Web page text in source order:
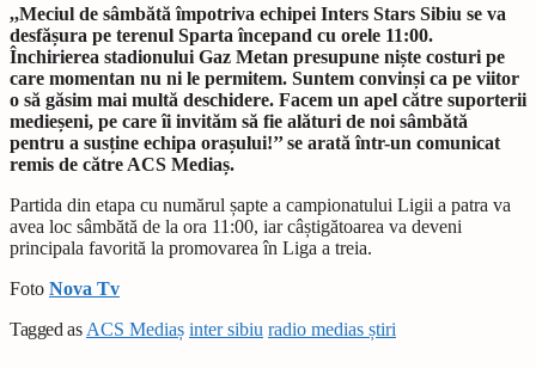
,,Meciul de sâmbătă împotriva echipei Inters Stars Sibiu se va
desfășura pe terenul Sparta începand cu orele 11:00.
Închirierea stadionului Gaz Metan presupune niște costuri pe
care momentan nu ni le permitem. Suntem convinși ca pe viitor
o să găsim mai multă deschidere. Facem un apel către suporterii
medieșeni, pe care îi invităm să fie alături de noi sâmbătă
pentru a susține echipa orașului!’’ se arată într-un comunicat
remis de către ACS Mediaș.
Partida din etapa cu numărul șapte a campionatului Ligii a patra va
avea loc sâmbătă de la ora 11:00, iar câștigătoarea va deveni
principala favorită la promovarea în Liga a treia.
Foto Nova Tv
Tagged as ACS Mediaș inter sibiu radio medias știri